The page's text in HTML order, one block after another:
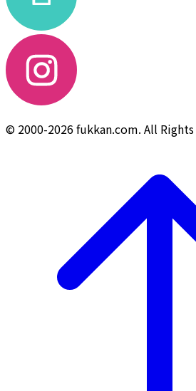
© 2000-2026 fukkan.com. All Rights